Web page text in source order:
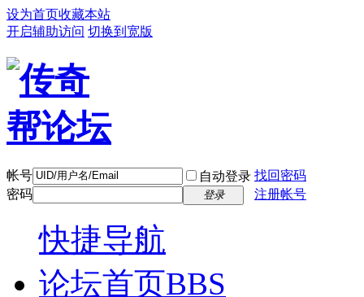
设为首页收藏本站
开启辅助访问 切换到宽版
帐号 自动登录 找回密码
密码
登录 注册帐号
快捷导航
论坛首页BBS